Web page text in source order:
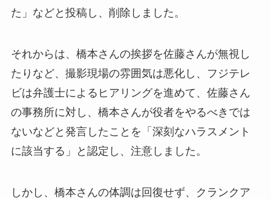
た」などと投稿し、削除しました。
それからは、橋本さんの挨拶を佐藤さんが無視し
たりなど、撮影現場の雰囲気は悪化し、フジテレ
ビは弁護士によるヒアリングを進めて、佐藤さん
の事務所に対し、橋本さんが役者をやるべきでは
ないなどと発言したことを「深刻なハラスメント
に該当する」と認定し、注意しました。
しかし、橋本さんの体調は回復せず、クランクア